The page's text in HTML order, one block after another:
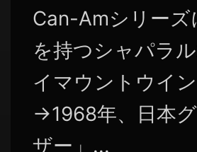
Can-Amシリー
を持つシャパラ
イマウントウイ
→1968年、日本
ザー」...